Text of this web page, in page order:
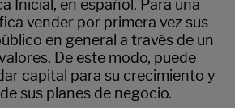
Inicial, en español. Para una
vender por primera vez sus
en general a través de un
De este modo, puede
capital para su crecimiento y
sus planes de negocio.